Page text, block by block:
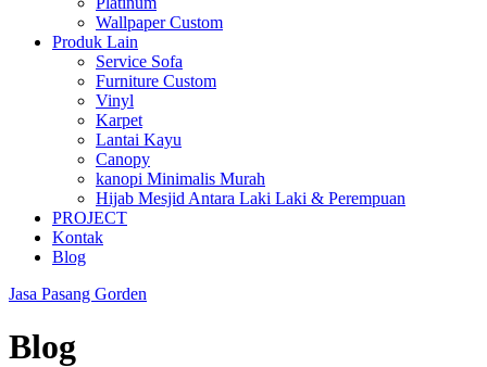
Wallpaper Custom
Produk Lain
Service Sofa
Furniture Custom
Vinyl
Karpet
Lantai Kayu
Canopy
kanopi Minimalis Murah
Hijab Mesjid Antara Laki Laki & Perempuan
PROJECT
Kontak
Blog
Jasa Pasang Gorden
Blog